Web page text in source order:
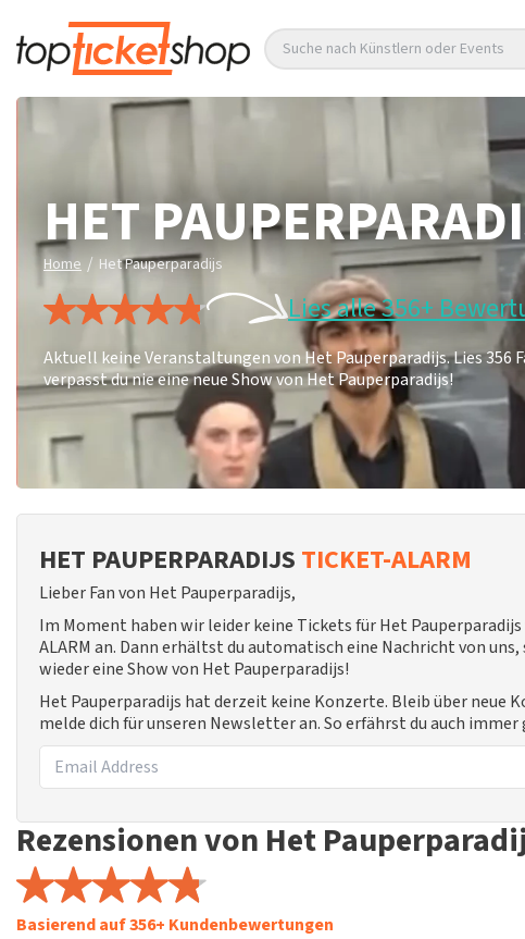
Suche nach Künstlern oder Events
HET
Home / Het Pauperparadijs
Lies alle 356+
Aktuell keine Veranstaltungen von Het Pauperparadijs. Lies
verpasst du nie eine neue Show von Het Pauperparadijs!
HET PAUPERPARADIJS TICKET-ALARM
Lieber Fan von Het Pauperparadijs,
Im Moment haben wir leider keine Tickets für Het
ALARM an. Dann erhältst du automatisch eine Nachricht von
wieder eine Show von Het Pauperparadijs!
Het Pauperparadijs hat derzeit keine Konzerte. Bleib über neue
melde dich für unseren Newsletter an. So erfährst du auch
Rezensionen von Het
Basierend auf 356+ Kundenbewertungen